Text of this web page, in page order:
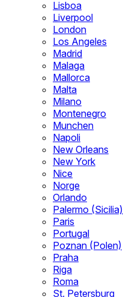
Lisboa
Liverpool
London
Los Angeles
Madrid
Malaga
Mallorca
Malta
Milano
Montenegro
Munchen
Napoli
New Orleans
New York
Nice
Norge
Orlando
Palermo (Sicilia)
Paris
Portugal
Poznan (Polen)
Praha
Riga
Roma
St. Petersburg